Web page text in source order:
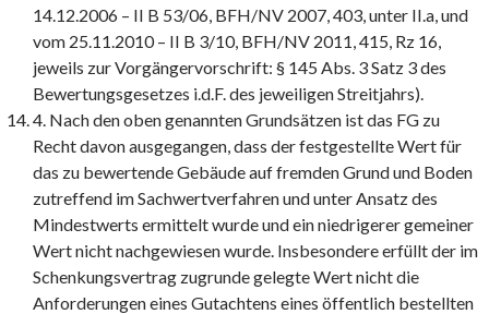
14.12.2006 – II B 53/06, BFH/NV 2007, 403, unter II.a, und
vom 25.11.2010 – II B 3/10, BFH/NV 2011, 415, Rz 16,
jeweils zur Vorgängervorschrift: § 145 Abs. 3 Satz 3 des
Bewertungsgesetzes i.d.F. des jeweiligen Streitjahrs).
4. Nach den oben genannten Grundsätzen ist das FG zu
Recht davon ausgegangen, dass der festgestellte Wert für
das zu bewertende Gebäude auf fremden Grund und Boden
zutreffend im Sachwertverfahren und unter Ansatz des
Mindestwerts ermittelt wurde und ein niedrigerer gemeiner
Wert nicht nachgewiesen wurde. Insbesondere erfüllt der im
Schenkungsvertrag zugrunde gelegte Wert nicht die
Anforderungen eines Gutachtens eines öffentlich bestellten